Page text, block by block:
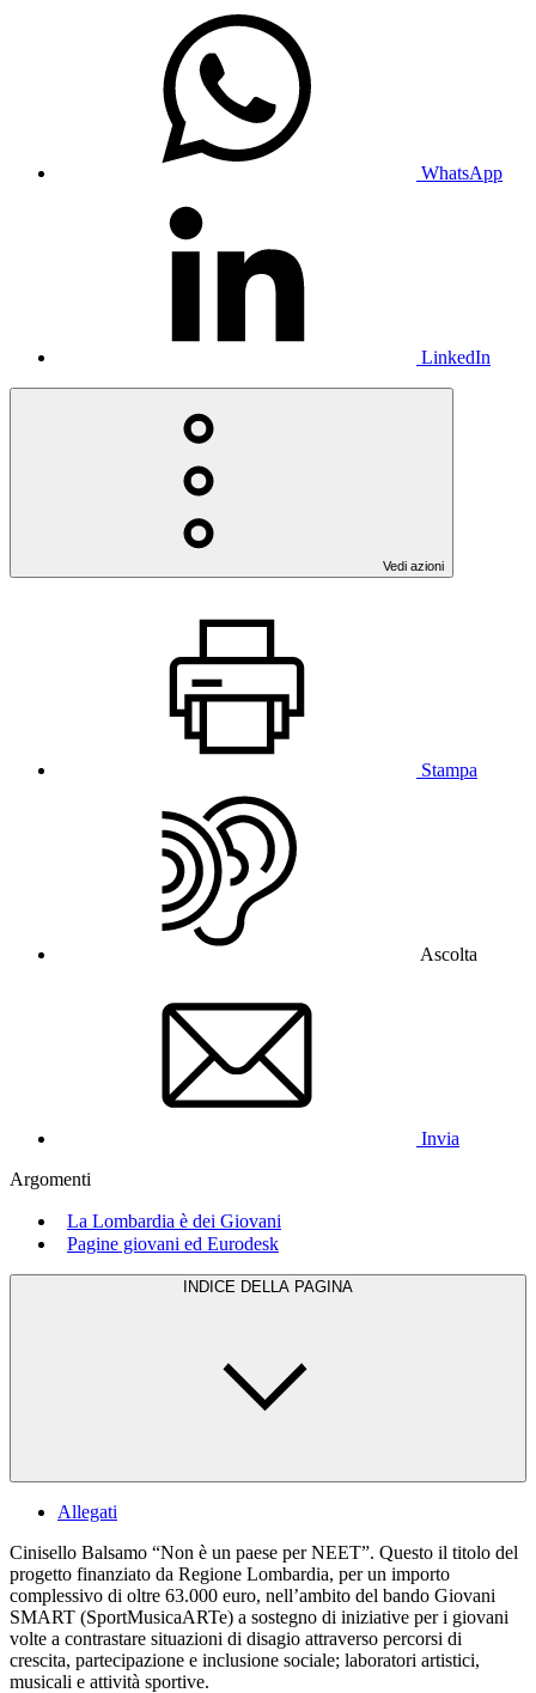
WhatsApp
LinkedIn
Vedi azioni
Stampa
Ascolta
Invia
Argomenti
La Lombardia è dei Giovani
Pagine giovani ed Eurodesk
INDICE DELLA PAGINA
Allegati
Cinisello Balsamo “Non è un paese per NEET”. Questo il titolo del
progetto finanziato da Regione Lombardia, per un importo
complessivo di oltre 63.000 euro, nell’ambito del bando Giovani
SMART (SportMusicaARTe) a sostegno di iniziative per i giovani
volte a contrastare situazioni di disagio attraverso percorsi di
crescita, partecipazione e inclusione sociale; laboratori artistici,
musicali e attività sportive.